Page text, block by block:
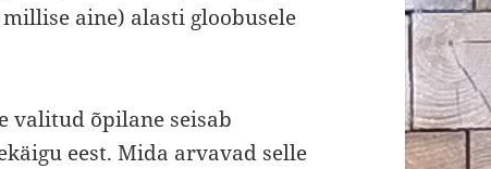
aine) alasti gloobusele
valitud õpilane seisab
eest. Mida arvavad selle